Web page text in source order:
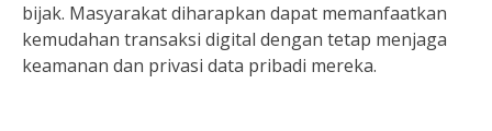
bijak. Masyarakat diharapkan dapat memanfaatkan
kemudahan transaksi digital dengan tetap menjaga
keamanan dan privasi data pribadi mereka.